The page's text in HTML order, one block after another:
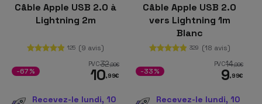
Câble Apple USB 2.0 à
Lightning 2m
125 (9 avis)
PVC32,99€
10,99€
-67%
Recevez-le lundi, 10
Câble Apple USB 2.0
vers Lightning 1m
Blanc
329 (18 avis)
PVC14,99€
9,99€
-33%
Recevez-le lundi, 10